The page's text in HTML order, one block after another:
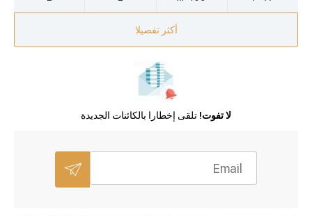
أكثر تفصيلا
لا تفوت! تلقى إخطارا بالكائنات الجديدة